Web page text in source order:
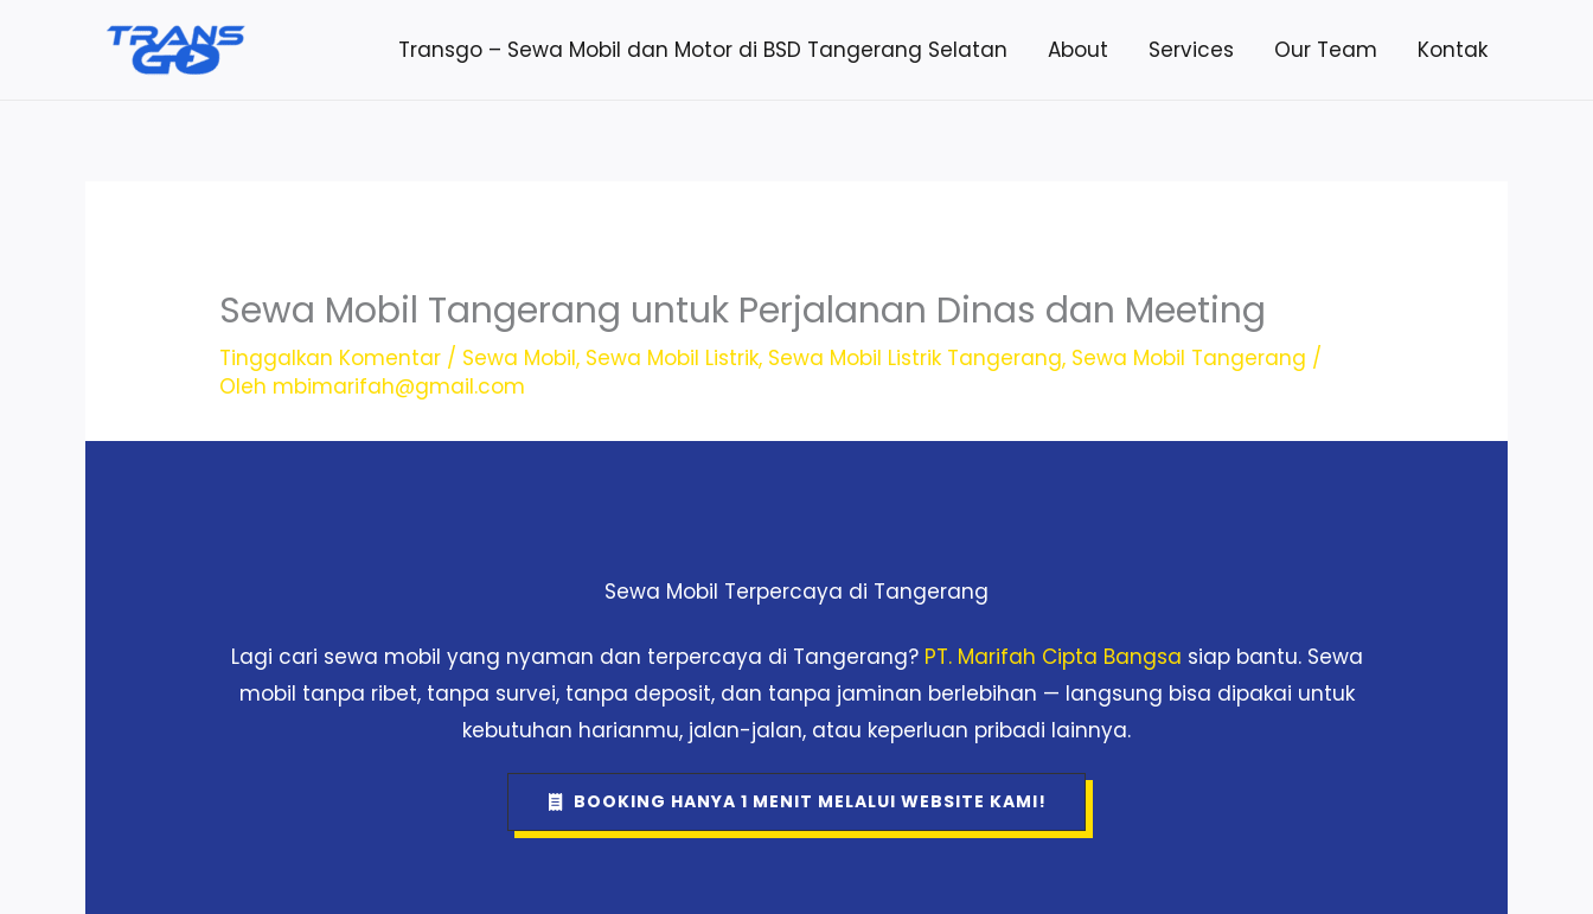
Transgo – Sewa Mobil dan Motor di BSD Tangerang Selatan About Services Our Team Kontak
Sewa Mobil Tangerang untuk Perjalanan Dinas dan Meeting
Tinggalkan Komentar / Sewa Mobil, Sewa Mobil Listrik, Sewa Mobil Listrik Tangerang, Sewa Mobil Tangerang /
Oleh mbimarifah@gmail.com
Sewa Mobil Terpercaya di Tangerang
Lagi cari sewa mobil yang nyaman dan terpercaya di Tangerang? PT. Marifah Cipta Bangsa siap bantu. Sewa
mobil tanpa ribet, tanpa survei, tanpa deposit, dan tanpa jaminan berlebihan — langsung bisa dipakai untuk
kebutuhan harianmu, jalan-jalan, atau keperluan pribadi lainnya.
BOOKING HANYA 1 MENIT MELALUI WEBSITE KAMI!